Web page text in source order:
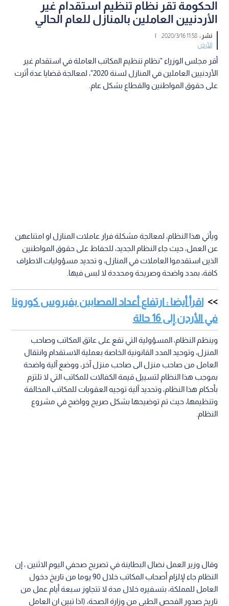
الحكومة تقر نظام تنظيم استقدام غير
الأردنيين العاملين بالمنازل للعام الحالي
نشر :11:58 2020/3/16
|
الأردن
أقر مجلس الوزراء "نظام تنظيم المكاتب العاملة في استقدام غير
الأردنيين العاملين في المنازل لسنة 2020"، لمعالجة قضايا عدة أثرت
على حقوق المواطنين والقطاع بشكل عام.
ويأتي هذا النظام، لمعالجة مشكلة فرار عاملات المنازل او امتناعهن
عن العمل، حيث جاء النظام الجديد، للحفاظ على حقوق المواطنين
الذين استقدموا العاملات في المنازل، و تحديد مسؤوليات الاطراف
كافة، بمدد واضحة وصريحة ومحددة لا لبس فيها.
اقرأ أيضا : ارتفاع أعداد المصابين بفيروس كورونا
في الأردن إلى 16 حالة
وينظم النظام، المسؤولية التي تقع على عاتق المكاتب وصاحب
المنزل، وتوحيد المدد القانونية الخاصة بعملية الاستقدام وانتقال
العامل من صاحب منزل الى صاحب منزل آخر، ووضع آلية واضحة
بموجب هذا النظام لتسييل قيمة الكفالات للمكاتب التي لا تلتزم
بأحكام هذا النظام، وتحديد آلية توجيه العقوبات للمكاتب المخالفة
وتنظيمها، حيث تم توضيحها بشكل صريح وواضح في مشروع
النظام.
وقال وزير العمل نضال البطاينة في تصريح صحفي اليوم الاثنين ، إن
النظام جاء لإلزام أصحاب المكاتب خلال 90 يوما من تاريخ دخول
العامل للمملكة، بتسفيره خلال مدة لا تتجاوز سبعة أيام عمل من
تاريخ صدور الفحص الطبي من وزارة الصحة، (اذا تبين ان العامل